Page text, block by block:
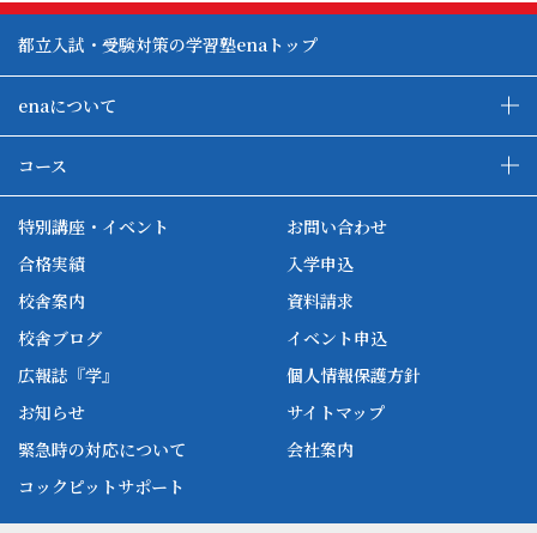
都立入試・受験対策の学習塾enaトップ
enaについて
ena本部について
ena国立タワー竣工
ena-base
新開校
コース
特別講座・イベント
合格実績
校舎案内
校舎ブログ
広報誌『学』
お知らせ
緊急時の対応について
コックピットサポート
お問い合わせ
入学申込
資料請求
イベント申込
個人情報保護方針
サイトマップ
会社案内